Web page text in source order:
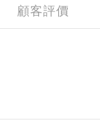
顧客評價